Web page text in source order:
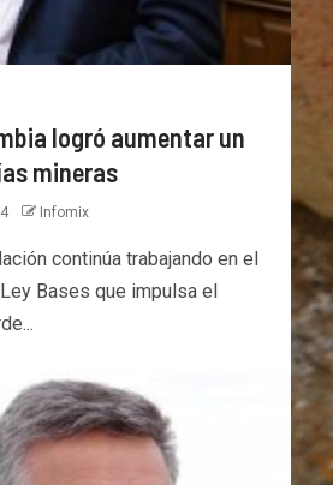
logró aumentar un
mineras
Infomix
continúa trabajando en el
Bases que impulsa el